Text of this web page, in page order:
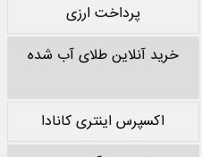
پرداخت ارزی
خرید آنلاین طلای آب شده
اکسپرس اینتری کانادا